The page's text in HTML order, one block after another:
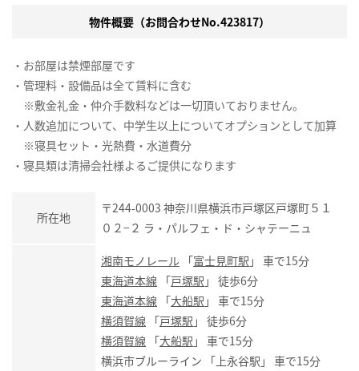
物件概要（お問合わせNo.423817）
・お部屋は禁煙部屋です
・管理料・設備品は全て賃料に含む
※敷金礼金・仲介手数料などは一切頂いておりません。
・人数追加について、中学生以上についてオプションとして加算
※寝具セット・光熱費・水道費分
・寝具類は清掃会社様よるご提供になります
所在地
〒244-0003 神奈川県横浜市戸塚区戸塚町５１
０２−２ ラ・パルフェ・ド・シャテーニュ
湘南モノレール 「富士見町駅 」 車で15分
東海道本線 「戸塚駅 」 徒歩6分
東海道本線 「大船駅 」 車で15分
横須賀線 「戸塚駅 」 徒歩6分
横須賀線 「大船駅 」 車で15分
横浜市ブルーライン 「上永谷駅」 車で15分